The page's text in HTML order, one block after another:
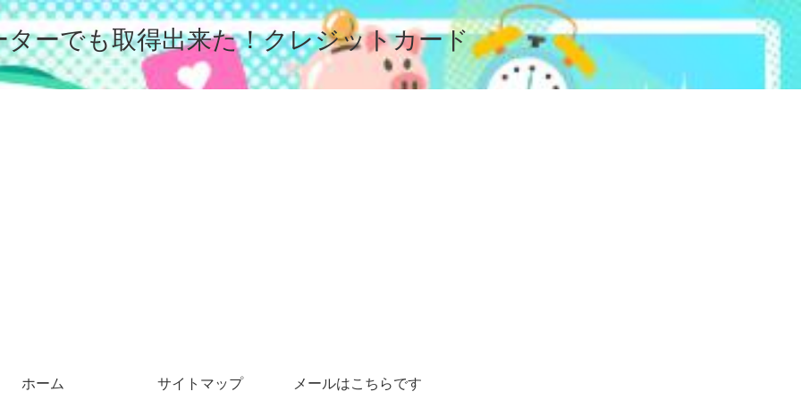
ターでも取得出来た！クレジットカード
ホーム サイトマップ メールはこちらです